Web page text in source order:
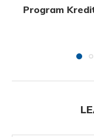
Program